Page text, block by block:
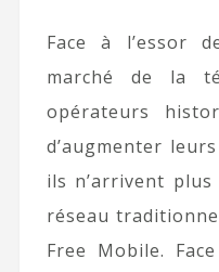
Face à l’essor
marché de la
opérateurs
d’augmenter
ils n’arrivent
réseau
Free Mobile.